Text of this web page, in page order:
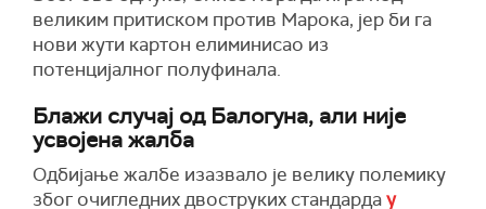
великим притиском против Марока, јер би га
нови жути картон елиминисао из
потенцијалног полуфинала.
Блажи случај од Балогуна, али није
усвојена жалба
Одбијање жалбе изазвало је велику полемику
због очигледних двоструких стандардау